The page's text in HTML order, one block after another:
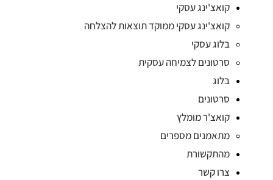
קואצ'ינג עסקי
קואצ'ינג עסקי ממוקד תוצאות להצלחה
בלוג עסקי
סרטונים לצמיחה עסקית
בלוג
סרטונים
קואצ'ר מומלץ
מתאמנים מספרים
מהתקשורת
צרו קשר